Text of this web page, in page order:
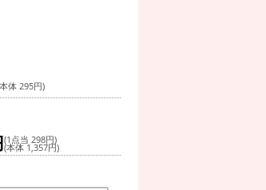
体 295円)
(1点当 298円)
(本体 1,357円)